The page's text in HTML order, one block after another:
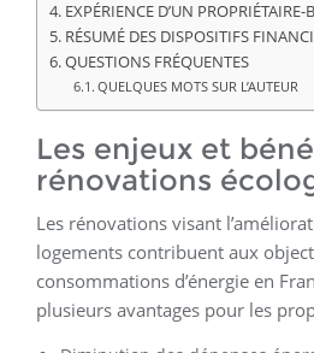
EXPÉRIENCE D’UN
RÉSUMÉ DES DISPOSITIFS
QUESTIONS FRÉQUENTES
QUELQUES MOTS SUR L’AUTEUR
Les enjeux et
rénovations
Les rénovations visant
logements contribuent aux
consommations d’énergie en
plusieurs avantages pour les